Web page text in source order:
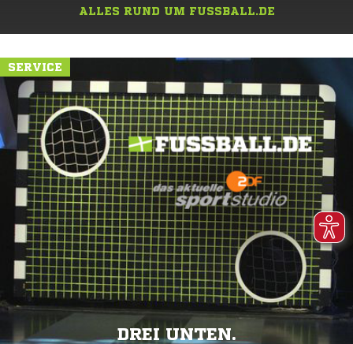
ALLES RUND UM FUSSBALL.DE
SERVICE
DREI UNTEN.